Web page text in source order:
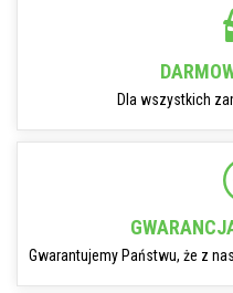
Dla wszystkich
Gwarantujemy Państwu, że z